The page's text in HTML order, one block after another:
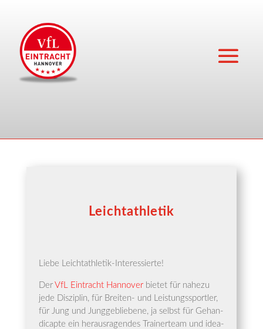
Leichtathletik
Lie­be Leichtathletik-Interessierte!
Der VfL Ein­tracht Han­no­verbie­tet für nahe­zu
jede Dis­zi­plin, für Brei­ten- und Leis­tungs­sport­ler,
für Jung und Jung­ge­blie­be­ne, ja selbst für Ge­han­
di­capte ein her­aus­ra­gen­des Trai­ner­team und idea­